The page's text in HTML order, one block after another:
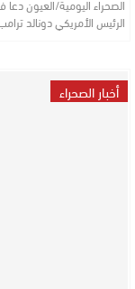
الصحراء اليومية/العيون
الرئيس الأمريكي دونالد
أخبار الصحراء